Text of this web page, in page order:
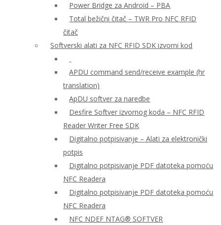
Power Bridge za Android – PBA
Total bežični čitač – TWR Pro NFC RFID
čitač
Softverski alati za NFC RFID SDK izvorni kod
APDU command send/receive example (hr
translation)
ApDU softver za naredbe
Desfire Softver izvornog koda – NFC RFID
Reader Writer Free SDK
Digitalno potpisivanje – Alati za elektronički
potpis
Digitalno potpisivanje PDF datoteka pomoću
NFC Readera
Digitalno potpisivanje PDF datoteka pomoću
NFC Readera
NFC NDEF NTAG® SOFTVER